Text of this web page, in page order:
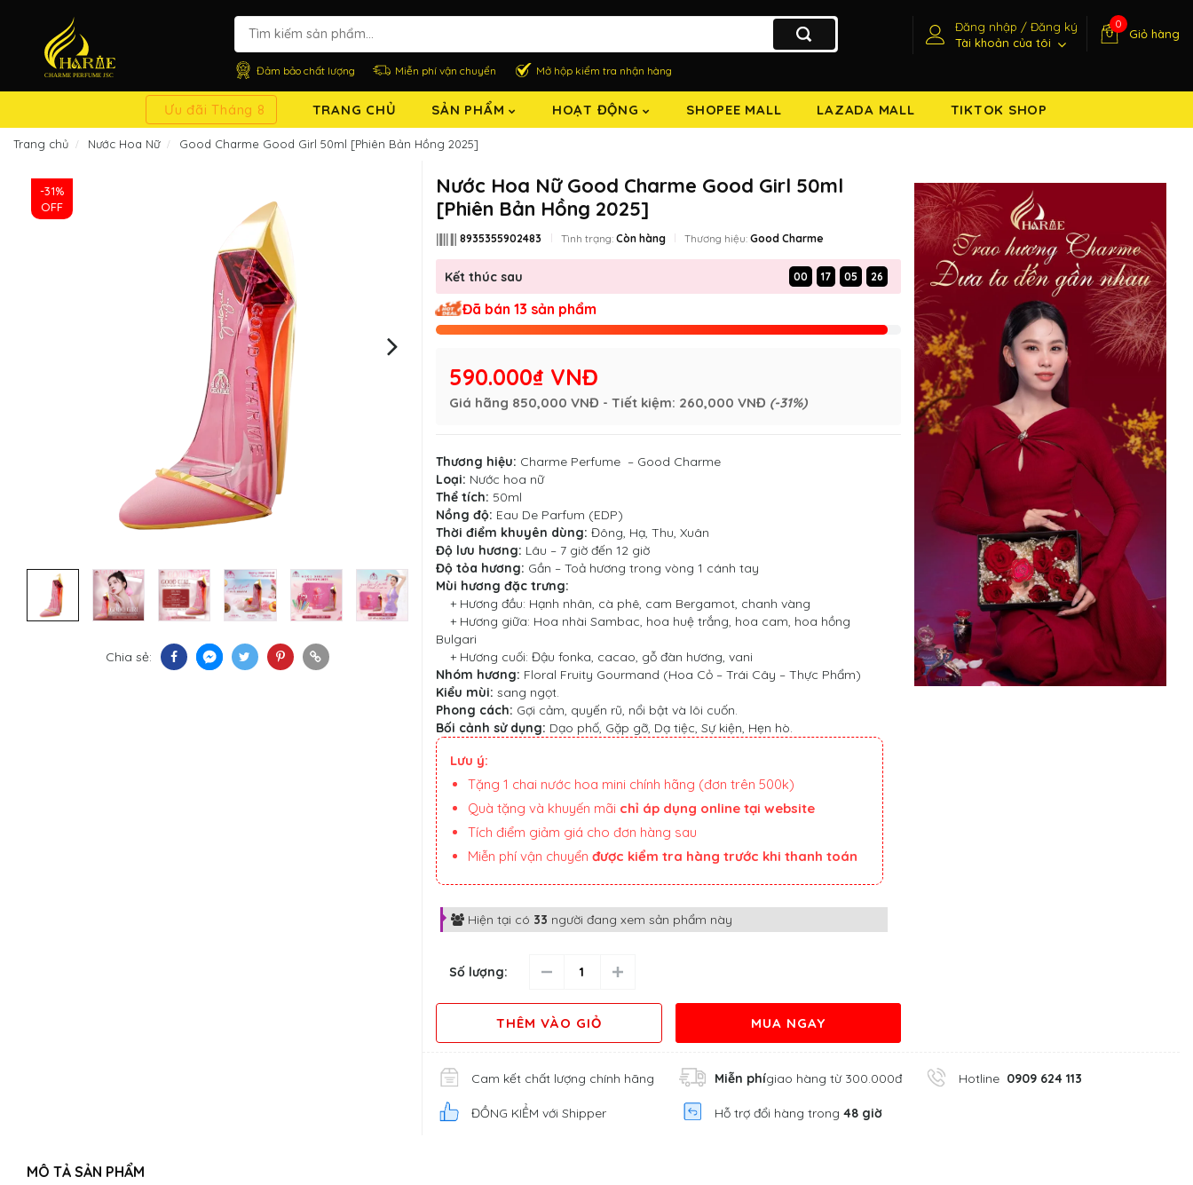
Đảm bảo chất lượng Miễn phí vận chuyển Mở hộp kiểm tra nhận hàng
Đăng nhập / Đăng ký
Tài khoản của tôi
0
Giỏ hàng
Ưu đãi Tháng 8 TRANG CHỦ SẢN PHẨM HOẠT ĐỘNG SHOPEE MALL LAZADA MALL TIKTOK SHOP
Trang chủ Nước Hoa Nữ Good Charme Good Girl 50ml [Phiên Bản Hồng 2025]
-31%
OFF
Chia sẻ:
Nước Hoa Nữ Good Charme Good Girl 50ml
[Phiên Bản Hồng 2025]
8935355902483 Tình trạng: Còn hàng Thương hiệu: Good Charme
Kết thúc sau 00 17 05 25
Đã bán 13 sản phẩm
590.000₫ VNĐ
Giá hãng 850,000 VNĐ - Tiết kiệm: 260,000 VNĐ (-31%)
Thương hiệu: Charme Perfume– Good Charme
Loại: Nước hoa nữ
Thể tích: 50ml
Nồng độ: Eau De Parfum (EDP)
Thời điểm khuyên dùng: Đông, Hạ, Thu, Xuân
Độ lưu hương: Lâu – 7 giờ đến 12 giờ
Độ tỏa hương: Gần – Toả hương trong vòng 1 cánh tay
Mùi hương đặc trưng:
+ Hương đầu: Hạnh nhân, cà phê, cam Bergamot, chanh vàng
+ Hương giữa: Hoa nhài Sambac, hoa huệ trắng, hoa cam, hoa hồng
Bulgari
+ Hương cuối: Đậu fonka, cacao, gỗ đàn hương, vani
Nhóm hương: Floral Fruity Gourmand (Hoa Cỏ – Trái Cây – Thực Phẩm)
Kiểu mùi: sang ngọt.
Phong cách: Gợi cảm, quyến rũ, nổi bật và lôi cuốn.
Bối cảnh sử dụng: Dạo phố, Gặp gỡ, Dạ tiệc, Sự kiện, Hẹn hò.
Lưu ý:
Tặng 1 chai nước hoa mini chính hãng (đơn trên 500k)
Quà tặng và khuyến mãi chỉ áp dụng online tại website
Tích điểm giảm giá cho đơn hàng sau
Miễn phí vận chuyển được kiểm tra hàng trước khi thanh toán
Hiện tại có 33 người đang xem sản phẩm này
Số lượng:
THÊM VÀO GIỎ MUA NGAY
Cam kết chất lượng chính hãng Miễn phígiao hàng từ 300.000đ Hotline 0909 624 113
ĐỒNG KIỂM với Shipper Hỗ trợ đổi hàng trong48 giờ
MÔ TẢ SẢN PHẨM